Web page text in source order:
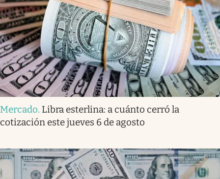
Mercado. Libra esterlina: a cuánto cerró la
cotización este jueves 6 de agosto